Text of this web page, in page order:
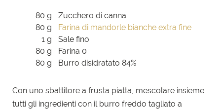
80 g
Zucchero di canna
80 g
Farina di mandorle bianche extra fine
1 g
Sale fino
80 g
Farina 0
80 g
Burro disidratato 84%
Con uno sbattitore a frusta piatta, mescolare insieme
tutti gli ingredienti con il burro freddo tagliato a